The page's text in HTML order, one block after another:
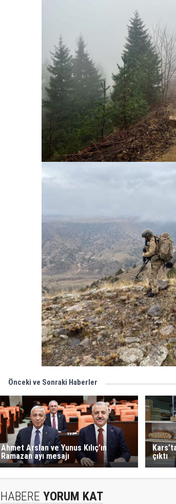
Önceki ve Sonraki Haberler
Ahmet Arslan ve Yunus Kılıç’ın
Ramazan ayı mesajı
çıktı
HABERE YORUM KAT